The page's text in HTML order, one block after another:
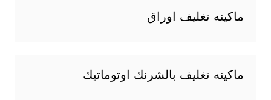
ماكينه تغليف اوراق
ماكينه تغليف بالشرنك اوتوماتيك